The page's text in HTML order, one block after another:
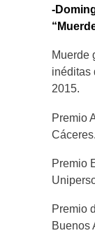
-
Muerde
inéditas
2015.
Premio
Cáceres.
Premio
Premio
Buenos